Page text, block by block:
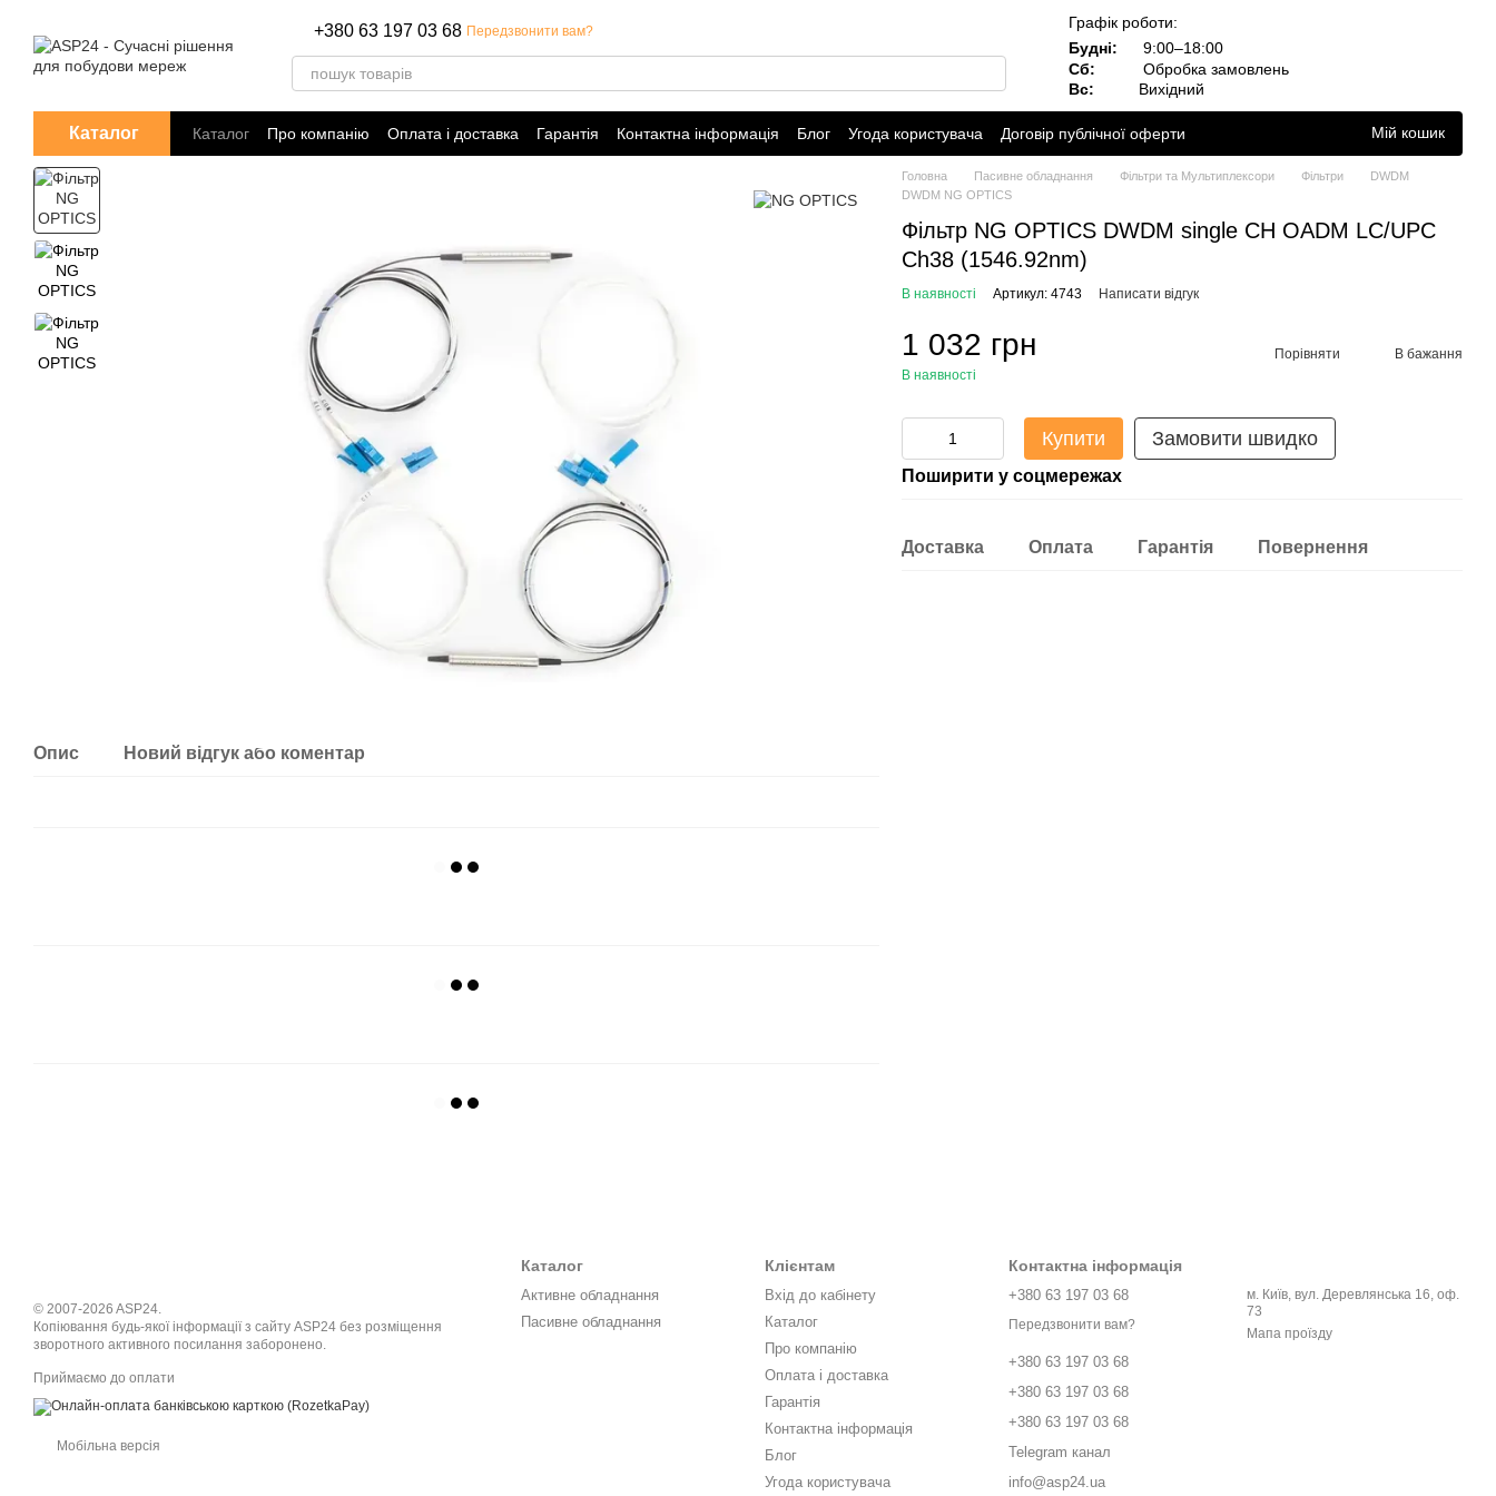
+380 63 197 03 68 Передзвонити вам?
Графік роботи:
Будні:
9:00–18:00
Сб:
Обробка замовлень
Вс:
Вихідний
Каталог Каталог Про компанію Оплата і доставка Гарантія Контактна інформація Блог Угода користувача
Договір публічної оферти
Політика конфіденційності
Мій кошик
Опис Новий відгук або коментар
Головна Пасивне обладнання Фільтри та Мультиплексори Фільтри
DWDM
DWDM NG OPTICS
Фільтр NG OPTICS DWDM single CH OADM LC/UPC
Ch38 (1546.92nm)
В наявності Артикул: 4743 Написати відгук
1 032 грн
В наявності
Порівняти В бажання
Купити Замовити швидко
Поширити у соцмережах
Доставка Оплата Гарантія Повернення
© 2007-2026 ASP24.
Копіювання будь-якої інформації з сайту ASP24 без розміщення
зворотного активного посилання заборонено.
Приймаємо до оплати
Мобільна версія
Каталог
Активне обладнання
Пасивне обладнання
Клієнтам
Вхід до кабінету
Каталог
Про компанію
Оплата і доставка
Гарантія
Контактна інформація
Блог
Угода користувача
Контактна інформація
+380 63 197 03 68
Передзвонити вам?
+380 63 197 03 68
+380 63 197 03 68
+380 63 197 03 68
Telegram канал
info@asp24.ua
м. Київ, вул. Деревлянська 16, оф.
73
Мапа проїзду